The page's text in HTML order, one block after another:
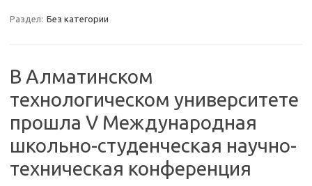
Раздел: Без категории
В Алматинском
технологическом университете
прошла V Международная
школьно-студенческая научно-
техническая конференция